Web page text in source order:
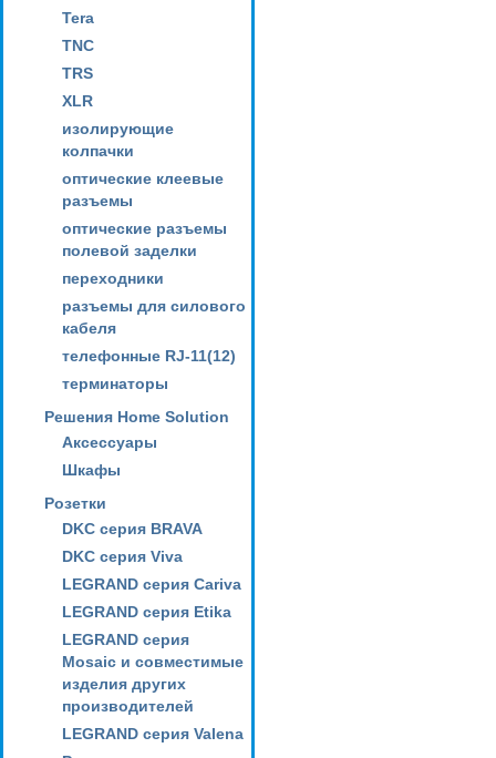
Tera
TNC
TRS
XLR
изолирующие
колпачки
оптические клеевые
разъемы
оптические разъемы
полевой заделки
переходники
разъемы для силового
кабеля
телефонные RJ-11(12)
терминаторы
Решения Home Solution
Аксессуары
Шкафы
Розетки
DKC серия BRAVA
DKC серия Viva
LEGRAND серия Cariva
LEGRAND серия Etika
LEGRAND серия
Mosaic и совместимые
изделия других
производителей
LEGRAND серия Valena